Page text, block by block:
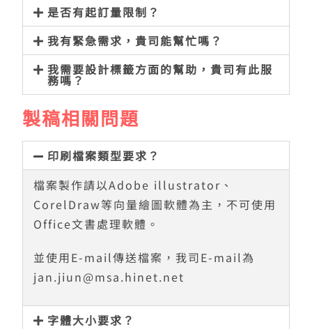
是否有起訂量限制？
我有緊急需求，貴司能幫忙嗎？
我需要設計標籤方面的幫助，貴司有此服
務嗎？
製稿相關問題
印刷檔案類型要求？
檔案製作請以Adobe illustrator、
CorelDraw等向量繪圖軟體為主，不可使用
Office文書處理軟體。
並使用E-mail傳送檔案，我司E-mail為
jan.jiun@msa.hinet.net
字體大小要求？